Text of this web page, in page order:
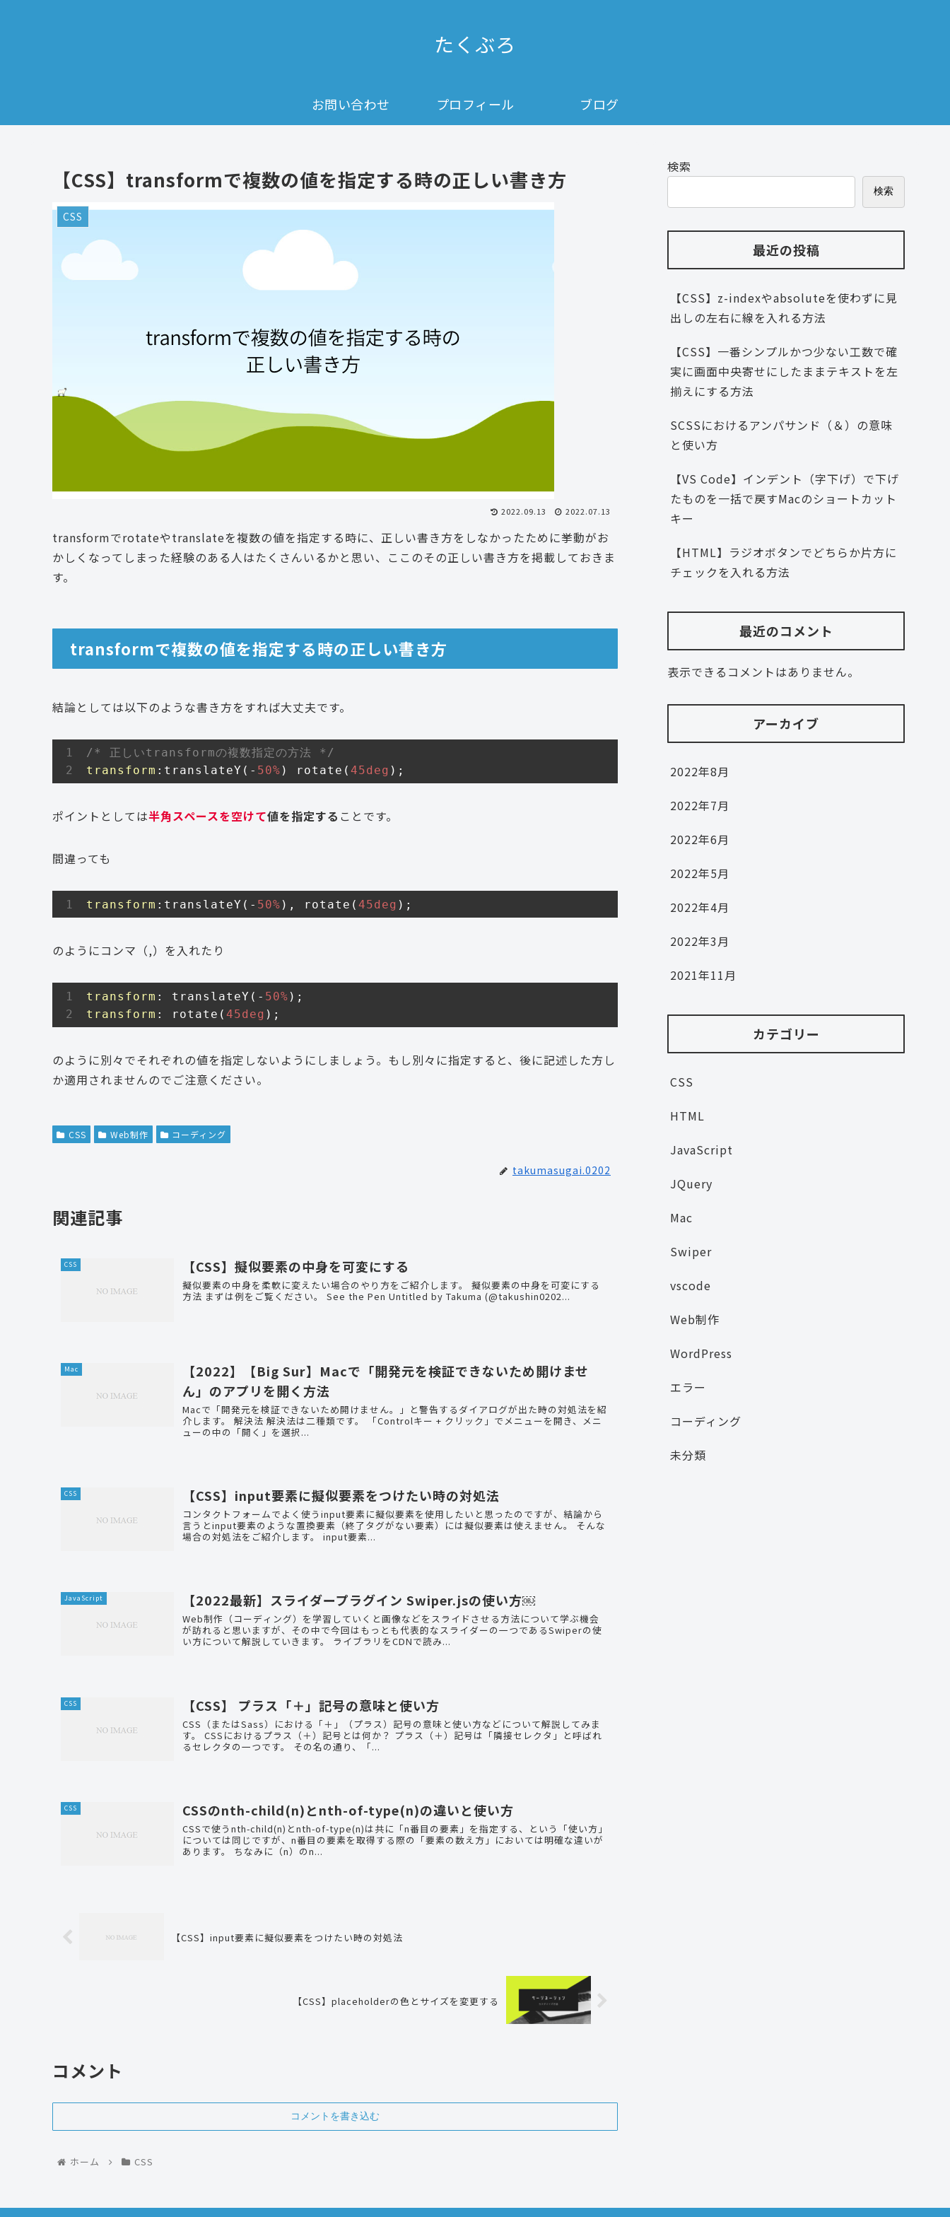
たくぶろ
お問い合わせ プロフィール ブログ
【CSS】transformで複数の値を指定する時の正しい書き方
CSS
2022.09.13 2022.07.13
transformでrotateやtranslateを複数の値を指定する時に、正しい書き方をしなかったために挙動がお
かしくなってしまった経験のある人はたくさんいるかと思い、ここのその正しい書き方を掲載しておきま
す。
transformで複数の値を指定する時の正しい書き方
結論としては以下のような書き方をすれば大丈夫です。
/* 正しいtransformの複数指定の方法 */
transform :translateY(- 50% ) rotate( 45deg );
ポイントとしては半角スペースを空けて値を指定する ことです。
間違っても
transform :translateY(- 50% ), rotate( 45deg );
のようにコンマ（,）を入れたり
transform : translateY(- 50%
transform : rotate( 45deg );
のように別々でそれぞれの値を指定しないようにしましょう。もし別々に指定すると、後に記述した方し
か適用されませんのでご注意ください。
CSS Web制作 コーディング
takumasugai.0202
関連記事
CSS 【CSS】擬似要素の中身を可変にする
擬似要素の中身を柔軟に変えたい場合のやり方をご紹介します。 擬似要素の中身を可変にする
方法 まずは例をご覧ください。 See the Pen Untitled by Takuma (@takushin0202...
Mac
【2022】【Big Sur】Macで「開発元を検証できないため開けませ
ん」のアプリを開く方法
Macで「開発元を検証できないため開けません。」と警告するダイアログが出た時の対処法を紹
介します。 解決法 解決法は二種類です。 「Controlキー + クリック」でメニューを開き、メニ
ューの中の「開く」を選択...
CSS 【CSS】input要素に擬似要素をつけたい時の対処法
コンタクトフォームでよく使うinput要素に擬似要素を使用したいと思ったのですが、結論から
言うとinput要素のような置換要素（終了タグがない要素）には擬似要素は使えません。 そんな
場合の対処法をご紹介します。 input要素...
JavaScript 【2022最新】スライダープラグイン Swiper.jsの使い方￼
Web制作（コーディング）を学習していくと画像などをスライドさせる方法について学ぶ機会
が訪れると思いますが、その中で今回はもっとも代表的なスライダーの一つであるSwiperの使
い方について解説していきます。 ライブラリをCDNで読み...
CSS 【CSS】 プラス「＋」記号の意味と使い方
CSS（またはSass）における「＋」（プラス）記号の意味と使い方などについて解説してみま
す。 CSSにおけるプラス（＋）記号とは何か？ プラス（＋）記号は「隣接セレクタ」と呼ばれ
るセレクタの一つです。 その名の通り、「...
CSS CSSのnth-child(n)とnth-of-type(n)の違いと使い方
CSSで使うnth-child(n)とnth-of-type(n)は共に「n番目の要素」を指定する、という「使い方」
については同じですが、n番目の要素を取得する際の「要素の数え方」においては明確な違いが
あります。 ちなみに（n）のn...
【CSS】input要素に擬似要素をつけたい時の対処法
【CSS】placeholderの色とサイズを変更する
コメント
コメントを書き込む
ホーム CSS
検索
検索
最近の投稿
【CSS】z-indexやabsoluteを使わずに見
出しの左右に線を入れる方法
【CSS】一番シンプルかつ少ない工数で確
実に画面中央寄せにしたままテキストを左
揃えにする方法
SCSSにおけるアンパサンド（＆）の意味
と使い方
【VS Code】インデント（字下げ）で下げ
たものを一括で戻すMacのショートカット
キー
【HTML】ラジオボタンでどちらか片方に
チェックを入れる方法
最近のコメント
表示できるコメントはありません。
アーカイブ
2022年8月
2022年7月
2022年6月
2022年5月
2022年4月
2022年3月
2021年11月
カテゴリー
CSS
HTML
JavaScript
JQuery
Mac
Swiper
vscode
Web制作
WordPress
エラー
コーディング
未分類